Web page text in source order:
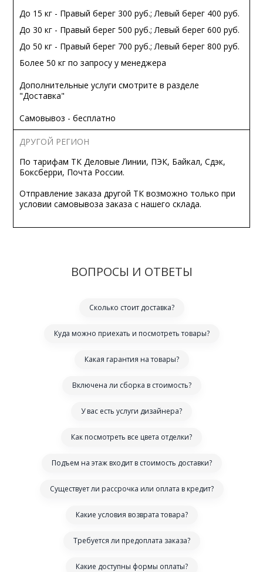
До 15 кг - Правый берег 300 руб.; Левый берег 400 руб.
До 30 кг - Правый берег 500 руб.; Левый берег 600 руб.
До 50 кг - Правый берег 700 руб.; Левый берег 800 руб.
Более 50 кг по запросу у менеджера
Дополнительные услуги смотрите в разделе
"Доставка"
Самовывоз - бесплатно
ДРУГОЙ РЕГИОН
По тарифам ТК Деловые Линии, ПЭК, Байкал, Сдэк,
Боксберри, Почта России.
Отправление заказа другой ТК возможно только при
условии самовывоза заказа с нашего склада.
ВОПРОСЫ И ОТВЕТЫ
Сколько стоит доставка?
Куда можно приехать и посмотреть товары?
Какая гарантия на товары?
Включена ли сборка в стоимость?
У вас есть услуги дизайнера?
Как посмотреть все цвета отделки?
Подъем на этаж входит в стоимость доставки?
Существует ли рассрочка или оплата в кредит?
Какие условия возврата товара?
Требуется ли предоплата заказа?
Какие доступны формы оплаты?